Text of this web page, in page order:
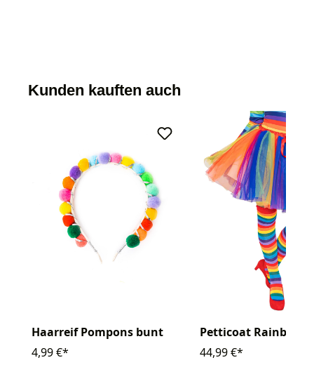
Kunden kauften auch
Haarreif Pompons bunt
4,99 €*
Petticoat Rainbow
44,99 €*